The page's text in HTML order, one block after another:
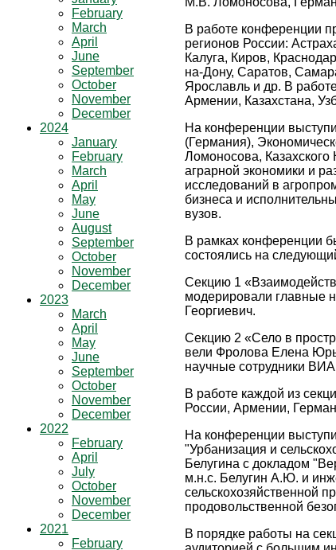
February
March
April
June
September
October
November
December
2024
January
February
March
April
May
June
August
September
October
November
December
2023
March
April
May
June
September
October
November
December
2022
February
April
July
October
November
December
2021
February
В работе конференции
регионов России:
Калуга, Киров,
на-Дону, Саратов,
Ярославль и др. В
Армении, Казахстана,
На конференции
(Германия),
Ломоносова,
аграрной экономики и
исследований в
бизнеса и
вузов.
В рамках конференции
состоялись на
Секцию 1
модерировали главные
Георгиевич.
Секцию 2 «Село в
вели Фролова Елена
научные сотрудники
В работе каждой из
России, Армении,
На конференции
"Урбанизация и
Белугина с докладом
м.н.с. Белугин А.Ю. и
сельскохозяйственной
продовольственной
В порядке работы на